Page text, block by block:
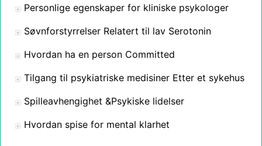
Personlige egenskaper for kliniske psykologer
Søvnforstyrrelser Relatert til lav Serotonin
Hvordan ha en person Committed
Tilgang til psykiatriske medisiner Etter et sykehus
Spilleavhengighet &Psykiske lidelser
Hvordan spise for mental klarhet